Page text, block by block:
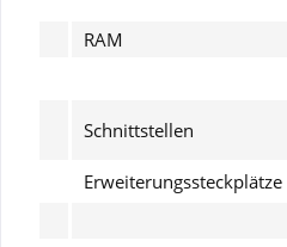
RAM
Schnittstellen
Erweiterungssteckplätze